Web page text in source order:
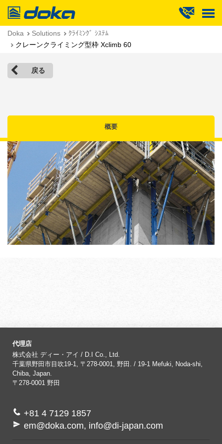
Doka
Doka Solutions
ｸﾗｲﾐﾝｸﾞ ｼｽﾃﾑ
クレーンクライミング型枠 Xclimb 60
戻る
概要
代理店
株式会社 ディー・アイ / D.I Co., Ltd.
千葉県野田市目吹19-1, 〒278-0001, 野田. / 19-1 Mefuki, Noda-shi,
Chiba, Japan.
〒278-0001 野田
+81 4 7129 1857
em@doka.com, info@di-japan.com